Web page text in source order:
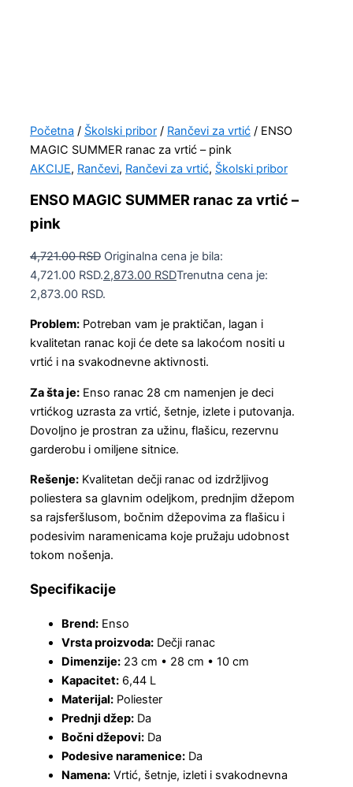
Početna / Školski pribor / Rančevi za vrtić / ENSO
MAGIC SUMMER ranac za vrtić – pink
AKCIJE, Rančevi, Rančevi za vrtić, Školski pribor
ENSO MAGIC SUMMER ranac za vrtić –
pink
4,721.00RSD Originalna cena je bila:
4,721.00 RSD.2,873.00 RSDTrenutna cena je:
2,873.00 RSD.
Problem: Potreban vam je praktičan, lagan i
kvalitetan ranac koji će dete sa lakoćom nositi u
vrtić i na svakodnevne aktivnosti.
Za šta je: Enso ranac 28 cm namenjen je deci
vrtićkog uzrasta za vrtić, šetnje, izlete i putovanja.
Dovoljno je prostran za užinu, flašicu, rezervnu
garderobu i omiljene sitnice.
Rešenje: Kvalitetan dečji ranac od izdržljivog
poliestera sa glavnim odeljkom, prednjim džepom
sa rajsferšlusom, bočnim džepovima za flašicu i
podesivim naramenicama koje pružaju udobnost
tokom nošenja.
Specifikacije
Brend: Enso
Vrsta proizvoda: Dečji ranac
Dimenzije: 23 cm • 28 cm • 10 cm
Kapacitet: 6,44 L
Materijal: Poliester
Prednji džep: Da
Bočni džepovi: Da
Podesive naramenice: Da
Namena: Vrtić, šetnje, izleti i svakodnevna